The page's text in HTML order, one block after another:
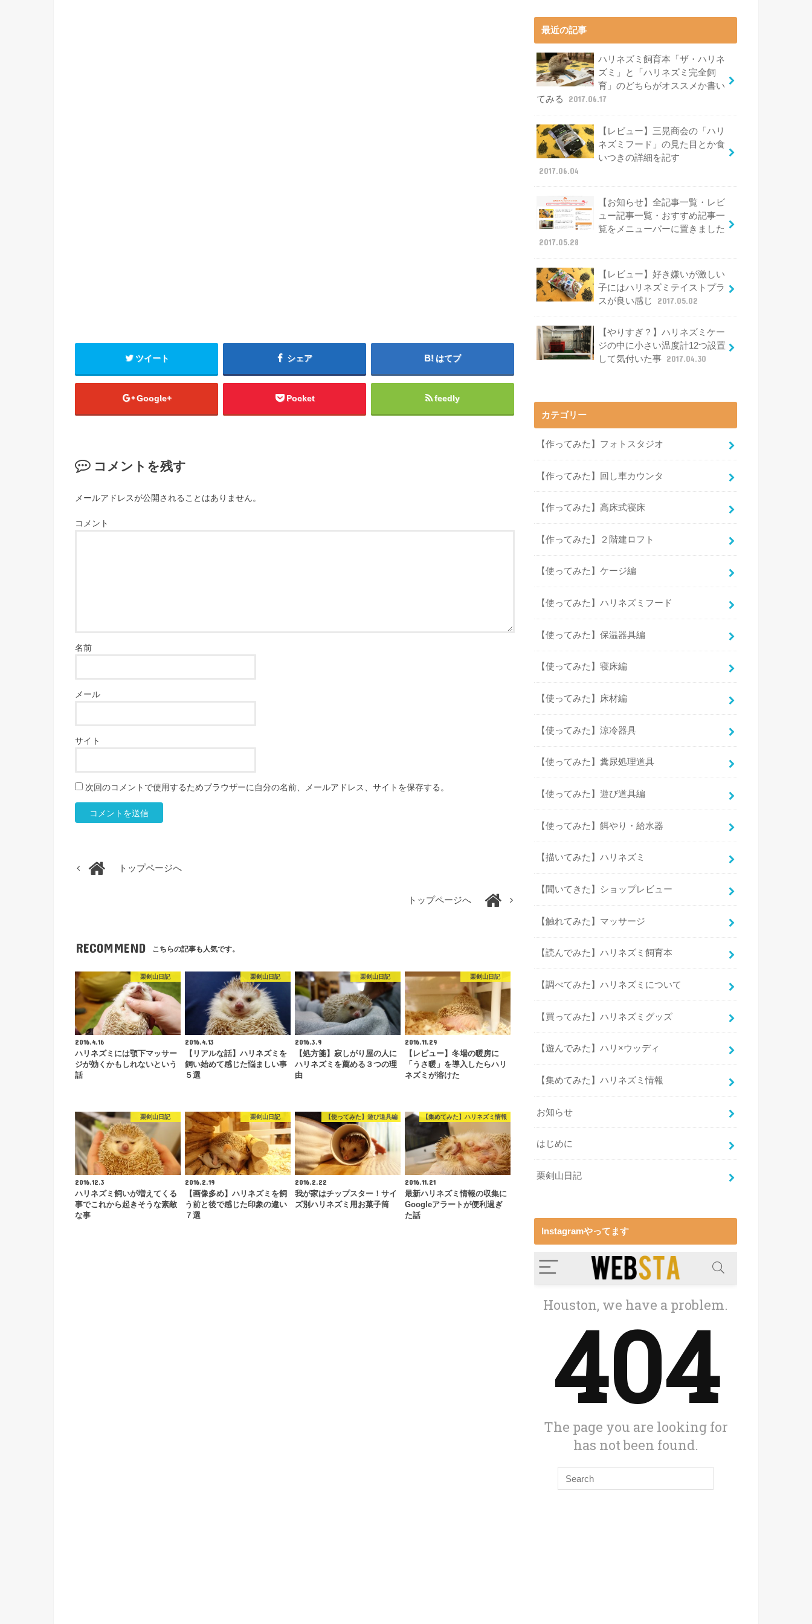
ツイート シェア はてブ
Google+ Pocket feedly
コメントを残す
メールアドレスが公開されることはありません。
コメント
名前
メール
サイト
次回のコメントで使用するためブラウザーに自分の名前、メールアドレス、サイトを保存する。
トップページへ
トップページへ
RECOMMEND こちらの記事も人気です。
栗剣山日記
2016.4.16
ハリネズミには顎下マッサー
ジが効くかもしれないという
話
栗剣山日記
2016.4.13
【リアルな話】ハリネズミを
飼い始めて感じた悩ましい事
５選
栗剣山日記
2016.3.9
【処方箋】寂しがり屋の人に
ハリネズミを薦める３つの理
由
栗剣山日記
2016.11.29
【レビュー】冬場の暖房に
「うさ暖」を導入したらハリ
ネズミが溶けた
栗剣山日記
2016.12.3
ハリネズミ飼いが増えてくる
事でこれから起きそうな素敵
な事
栗剣山日記
2016.2.19
【画像多め】ハリネズミを飼
う前と後で感じた印象の違い
７選
【使ってみた】遊び道具編
2016.2.22
我が家はチップスター！サイ
ズ別ハリネズミ用お菓子筒
【集めてみた】ハリネズミ情報
2016.11.21
最新ハリネズミ情報の収集に
Googleアラートが便利過ぎ
た話
最近の記事
ハリネズミ飼育本「ザ・ハリネ
ズミ」と「ハリネズミ完全飼
育」のどちらがオススメか書い
てみる
2017.06.17
【レビュー】三晃商会の「ハリ
ネズミフード」の見た目とか食
いつきの詳細を記す
2017.06.04
【お知らせ】全記事一覧・レビ
ュー記事一覧・おすすめ記事一
覧をメニューバーに置きました
2017.05.28
【レビュー】好き嫌いが激しい
子にはハリネズミテイストプラ
スが良い感じ
2017.05.02
【やりすぎ？】ハリネズミケー
ジの中に小さい温度計12つ設置
して気付いた事 2017.04.30
カテゴリー
【作ってみた】フォトスタジオ
【作ってみた】回し車カウンタ
【作ってみた】高床式寝床
【作ってみた】２階建ロフト
【使ってみた】ケージ編
【使ってみた】ハリネズミフード
【使ってみた】保温器具編
【使ってみた】寝床編
【使ってみた】床材編
【使ってみた】涼冷器具
【使ってみた】糞尿処理道具
【使ってみた】遊び道具編
【使ってみた】餌やり・給水器
【描いてみた】ハリネズミ
【聞いてきた】ショップレビュー
【触れてみた】マッサージ
【読んでみた】ハリネズミ飼育本
【調べてみた】ハリネズミについて
【買ってみた】ハリネズミグッズ
【遊んでみた】ハリ×ウッディ
【集めてみた】ハリネズミ情報
お知らせ
はじめに
栗剣山日記
Instagramやってます